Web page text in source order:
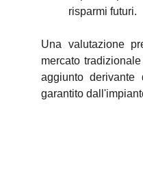
risparmi futuri.
Una valutazione
mercato
aggiunto derivante
garantito